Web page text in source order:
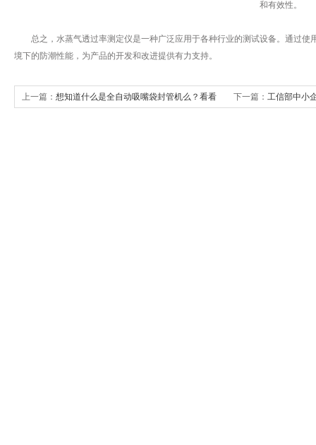
和有效性。
总之，水蒸气透过率测定仪是一种广泛应用于各种行业的测试设备。通过使
境下的防潮性能，为产品的开发和改进提供有力支持。
上一篇： 想知道什么是全自动吸嘴袋封管机么？看看 下一篇： 工信部中小